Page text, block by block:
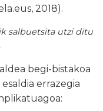
2018).
salbuetsita utzi ditu
begi-bistakoa
errazegia